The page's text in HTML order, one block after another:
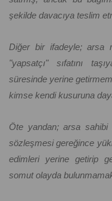
şekilde davacıya teslim
Diğer bir ifadeyle; arsa
"yapsatçı" sıfatını
süresinde yerine
kimse kendi kusuruna
Öte yandan; arsa sahibi
sözleşmesi gereğince
edimleri yerine getirip
somut olayda